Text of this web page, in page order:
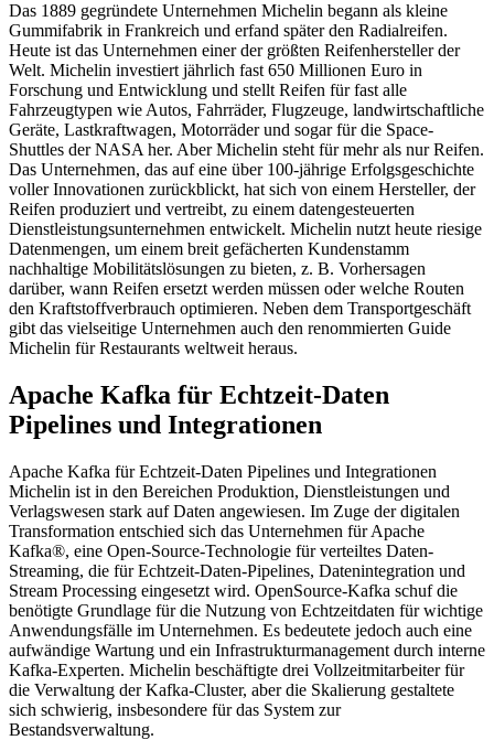
Das 1889 gegründete Unternehmen Michelin begann als kleine
Gummifabrik in Frankreich und erfand später den Radialreifen.
Heute ist das Unternehmen einer der größten Reifenhersteller der
Welt. Michelin investiert jährlich fast 650 Millionen Euro in
Forschung und Entwicklung und stellt Reifen für fast alle
Fahrzeugtypen wie Autos, Fahrräder, Flugzeuge, landwirtschaftliche
Geräte, Lastkraftwagen, Motorräder und sogar für die Space-
Shuttles der NASA her. Aber Michelin steht für mehr als nur Reifen.
Das Unternehmen, das auf eine über 100-jährige Erfolgsgeschichte
voller Innovationen zurückblickt, hat sich von einem Hersteller, der
Reifen produziert und vertreibt, zu einem datengesteuerten
Dienstleistungsunternehmen entwickelt. Michelin nutzt heute riesige
Datenmengen, um einem breit gefächerten Kundenstamm
nachhaltige Mobilitätslösungen zu bieten, z. B. Vorhersagen
darüber, wann Reifen ersetzt werden müssen oder welche Routen
den Kraftstoffverbrauch optimieren. Neben dem Transportgeschäft
gibt das vielseitige Unternehmen auch den renommierten Guide
Michelin für Restaurants weltweit heraus.
Apache Kafka für Echtzeit-Daten
Pipelines und Integrationen
Apache Kafka für Echtzeit-Daten Pipelines und Integrationen
Michelin ist in den Bereichen Produktion, Dienstleistungen und
Verlagswesen stark auf Daten angewiesen. Im Zuge der digitalen
Transformation entschied sich das Unternehmen für Apache
Kafka®, eine Open-Source-Technologie für verteiltes Daten-
Streaming, die für Echtzeit-Daten-Pipelines, Datenintegration und
Stream Processing eingesetzt wird. OpenSource-Kafka schuf die
benötigte Grundlage für die Nutzung von Echtzeitdaten für wichtige
Anwendungsfälle im Unternehmen. Es bedeutete jedoch auch eine
aufwändige Wartung und ein Infrastrukturmanagement durch interne
Kafka-Experten. Michelin beschäftigte drei Vollzeitmitarbeiter für
die Verwaltung der Kafka-Cluster, aber die Skalierung gestaltete
sich schwierig, insbesondere für das System zur
Bestandsverwaltung.